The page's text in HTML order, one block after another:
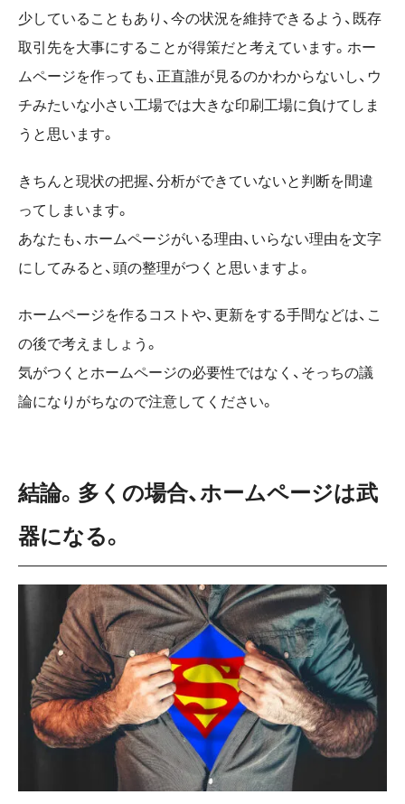
少していることもあり、今の状況を維持できるよう、既存
取引先を大事にすることが得策だと考えています。ホー
ムページを作っても、正直誰が見るのかわからないし、ウ
チみたいな小さい工場では大きな印刷工場に負けてしま
うと思います。
きちんと現状の把握、分析ができていないと判断を間違
ってしまいます。
あなたも、ホームページがいる理由、いらない理由を文字
にしてみると、頭の整理がつくと思いますよ。
ホームページを作るコストや、更新をする手間などは、こ
の後で考えましょう。
気がつくとホームページの必要性ではなく、そっちの議
論になりがちなので注意してください。
結論。多くの場合、ホームページは武
器になる。